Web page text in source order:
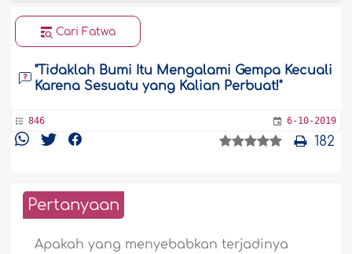
Cari Fatwa
"Tidaklah Bumi Itu Mengalami Gempa Kecuali
Karena Sesuatu yang Kalian Perbuat!"
846 6-10-2019
182
Pertanyaan
Apakah yang menyebabkan terjadinya